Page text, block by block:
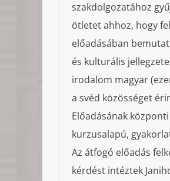
szakdolgozatához
ötletet ahhoz, hogy
előadásában
és kulturális
irodalom magyar
a svéd közösséget
Előadásának
kurzusalapú,
Az átfogó előadás
kérdést intéztek